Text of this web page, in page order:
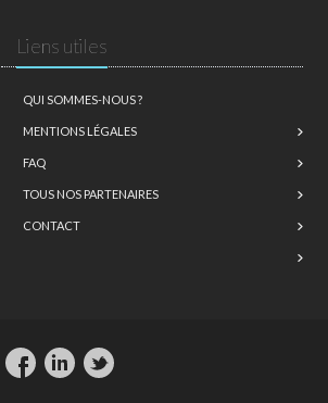
Liens utiles
QUI SOMMES-NOUS ?
MENTIONS LÉGALES
FAQ
TOUS NOS PARTENAIRES
CONTACT